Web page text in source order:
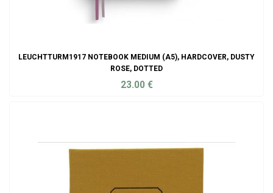
LEUCHTTURM1917 NOTEBOOK MEDIUM (A5), HARDCOVER, DUSTY
ROSE, DOTTED
23.00 €